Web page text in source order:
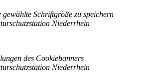
gewählte Schriftgröße zu speichern
Niederrhein
des Cookiebanners
Niederrhein